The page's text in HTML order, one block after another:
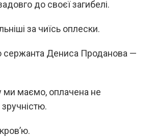
до своєї загибелі.
за чиїсь оплески.
сержанта Дениса Проданова —
ми маємо, оплачена не